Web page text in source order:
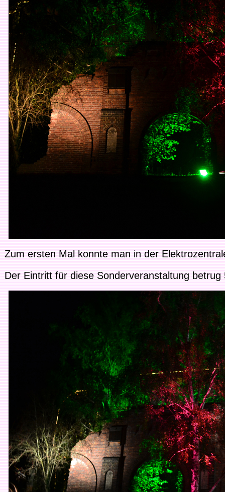
Zum ersten Mal konnte man in der
Der Eintritt für diese Sonderveranstaltung